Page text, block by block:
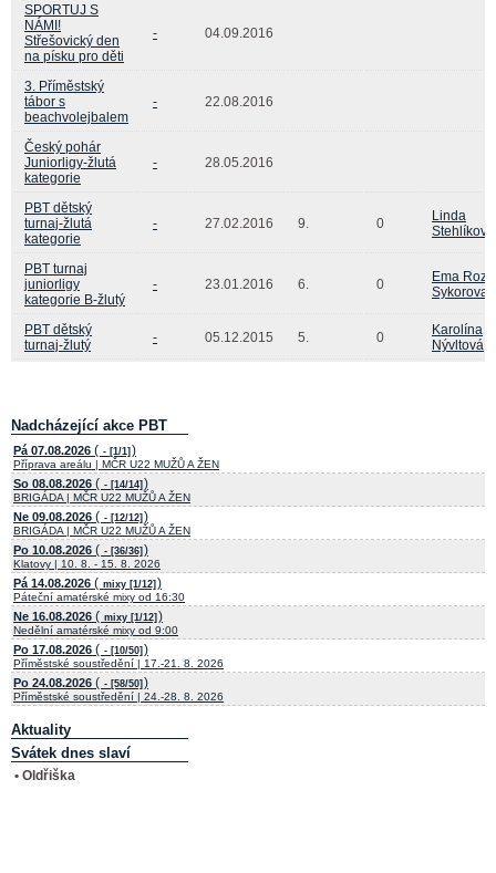
SPORTUJ S
NÁMI!
Střešovický den
na písku pro děti
- 04.09.2016
3. Příměstský
tábor s
beachvolejbalem
- 22.08.2016
Český pohár
Juniorligy-žlutá
kategorie
- 28.05.2016
PBT dětský
turnaj-žlutá
kategorie
- 27.02.2016 9. 0
Linda
Stehlíková
PBT turnaj
juniorligy
kategorie B-žlutý
- 23.01.2016 6. 0
Ema
Sykorova
PBT dětský
turnaj-žlutý
- 05.12.2015 5. 0
Karolína
Nývltová
Nadcházející akce PBT
Pá 07.08.2026 ( - [1/1] )
Příprava areálu | MČR U22 MUŽŮ A ŽEN
So 08.08.2026 ( - [14/14] )
BRIGÁDA | MČR U22 MUŽŮ A ŽEN
Ne 09.08.2026 ( - [12/12] )
BRIGÁDA | MČR U22 MUŽŮ A ŽEN
Po 10.08.2026 ( - [36/36] )
Klatovy | 10. 8. - 15. 8. 2026
Pá 14.08.2026 ( mixy [1/12] )
Páteční amatérské mixy od 16:30
Ne 16.08.2026 ( mixy [1/12] )
Nedělní amatérské mixy od 9:00
Po 17.08.2026 ( - [10/50] )
Příměstské soustředění | 17.-21. 8. 2026
Po 24.08.2026 ( - [58/50] )
Příměstské soustředění | 24.-28. 8. 2026
Aktuality
Svátek dnes slaví
• Oldřiška